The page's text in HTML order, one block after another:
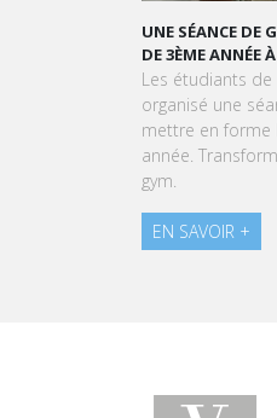
UNE SÉANCE DE
DE 3ÈME ANNÉE À
Les étudiants de
organisé une
mettre en forme
année.
gym.
EN SAVOIR +